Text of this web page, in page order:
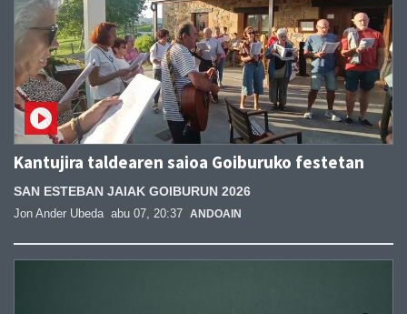
Kantujira taldearen saioa Goiburuko festetan
SAN ESTEBAN JAIAK GOIBURUN 2026
Jon Ander Ubeda abu 07, 20:37 ANDOAIN